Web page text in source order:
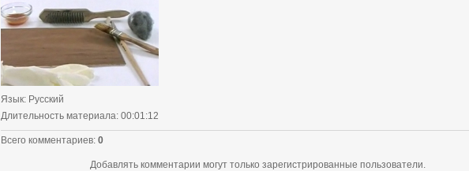
Язык: Русский
Длительность материала: 00:01:12
Всего комментариев: 0
Добавлять комментарии могут только зарегистрированные пользователи.